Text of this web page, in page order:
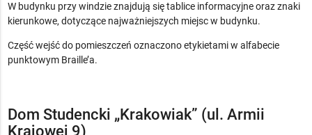
W budynku przy windzie znajdują się tablice informacyjne oraz znaki
kierunkowe, dotyczące najważniejszych miejsc w budynku.
Część wejść do pomieszczeń oznaczono etykietami w alfabecie
punktowym Braille’a.
Dom Studencki „Krakowiak” (ul. Armii
Krajowej 9)